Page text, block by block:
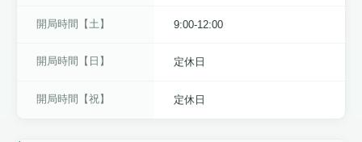
開局時間【土】 9:00-12:00
開局時間【日】 定休日
開局時間【祝】 定休日